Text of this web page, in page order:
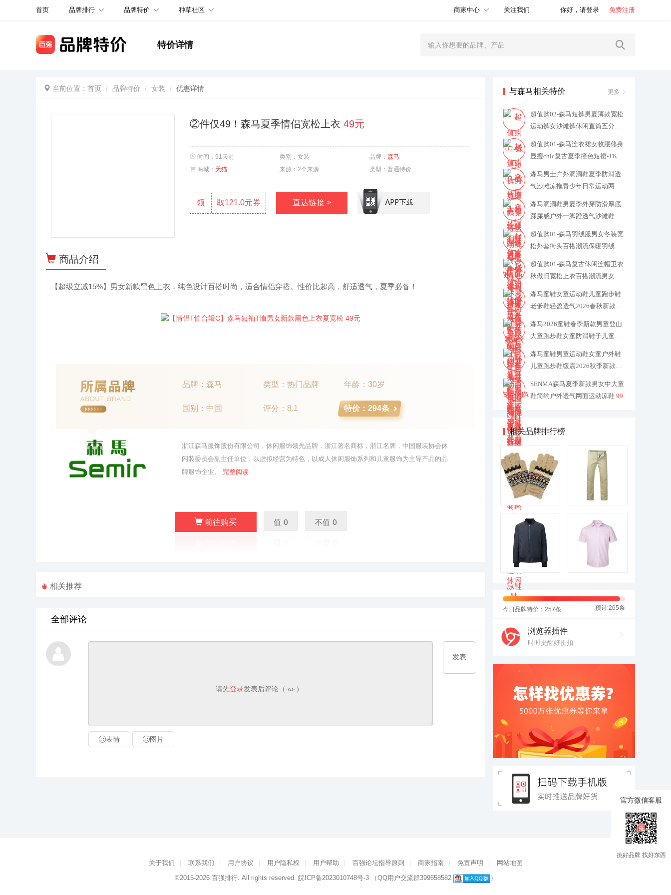
首页 品牌排行 品牌特价 种草社区 商家中心 关注我们 你好，请登录 免费注册
特价详情
当前位置： 首页 品牌特价 女装 优惠详情
②件仅49！森马夏季情侣宽松上衣 49元
时间： 91天前 类别： 女装 品牌： 森马
商城： 天猫 来源： 2个来源 类型： 普通特价
领 取121.0元券 直达链接 >
商品介绍
【超级立减15%】男女新款黑色上衣，纯色设计百搭时尚，适合情侣穿搭。性价比超高，舒适透气，夏季必备！
品牌：森马 类型：热门品牌 年龄：30岁
国别：中国 评分：8.1 特价：294条
浙江森马服饰股份有限公司，休闲服饰领先品牌，浙江著名商标，浙江名牌，中国服装协会休
闲装委员会副主任单位，以虚拟经营为特色，以成人休闲服饰系列和儿童服饰为主导产品的品
牌服饰企业。 完整阅读
前往购买 值 0 不值 0
相关推荐
全部评论
请先登录发表后评论（·ω·）
表情 图片
发表
与森马相关特价 更多
超值购02-森马短裤男夏薄款宽松
运动裤女沙滩裤休闲直筒五分裤-
超值购01-森马连衣裙女收腰修身
显瘦chic复古夏季撞色短裙-TK 8
森马男士户外洞洞鞋夏季防滑透
气沙滩凉拖青少年日常运动两用
森马洞洞鞋男夏季外穿防滑厚底
踩屎感户外一脚蹬透气沙滩鞋轻
超值购01-森马羽绒服男女冬装宽
松外套街头百搭潮流保暖羽绒服-
超值购01-森马复古休闲连帽卫衣
秋做旧宽松上衣百搭潮流男女同
森马童鞋女童运动鞋儿童跑步鞋
老爹鞋轻盈透气2026春秋新款男
森马2026童鞋春季新款男童登山
大童跑步鞋女童防滑鞋子儿童运
森马童鞋男童运动鞋女童户外鞋
儿童跑步鞋缓震2026秋季新款休
SENMA森马夏季新款男女中大童
鞋简约户外透气网面运动凉鞋 99
相关品牌排行榜
今日品牌特价：257条 预计:265条
浏览器插件
时时提醒好折扣
关于我们 联系我们 用户协议 用户隐私权 用户帮助 百强论坛指导原则 商家指南 免责声明
网站地图
©2015-2026 百强排行. All rights reserved. 皖ICP备2023010748号-3（QQ用户交流群399658582 ）
官方微信客服
挑好品牌 找好东西